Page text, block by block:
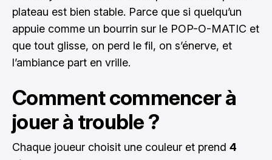
plateau est bien stable. Parce que si quelqu’un
appuie comme un bourrin sur le POP-O-MATIC et
que tout glisse, on perd le fil, on s’énerve, et
l’ambiance part en vrille.
Comment commencer à
jouer à trouble ?
Chaque joueur choisit une couleur et prend 4